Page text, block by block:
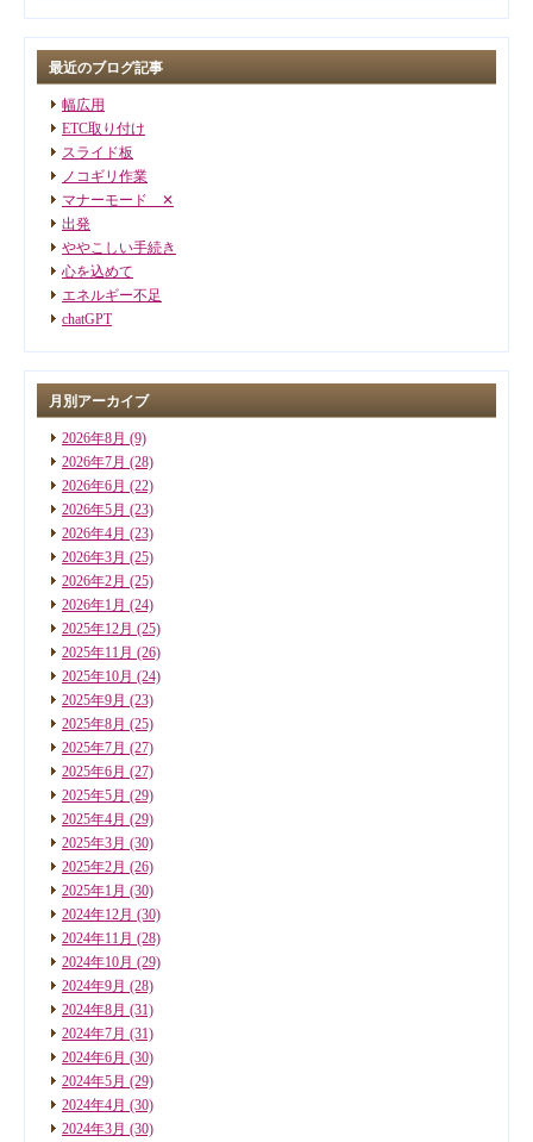
最近のブログ記事
幅広用
ETC取り付け
スライド板
ノコギリ作業
マナーモード ✕
出発
ややこしい手続き
心を込めて
エネルギー不足
chatGPT
月別アーカイブ
2026年8月 (9)
2026年7月 (28)
2026年6月 (22)
2026年5月 (23)
2026年4月 (23)
2026年3月 (25)
2026年2月 (25)
2026年1月 (24)
2025年12月 (25)
2025年11月 (26)
2025年10月 (24)
2025年9月 (23)
2025年8月 (25)
2025年7月 (27)
2025年6月 (27)
2025年5月 (29)
2025年4月 (29)
2025年3月 (30)
2025年2月 (26)
2025年1月 (30)
2024年12月 (30)
2024年11月 (28)
2024年10月 (29)
2024年9月 (28)
2024年8月 (31)
2024年7月 (31)
2024年6月 (30)
2024年5月 (29)
2024年4月 (30)
2024年3月 (30)